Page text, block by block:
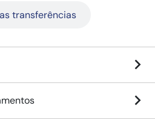
transferências